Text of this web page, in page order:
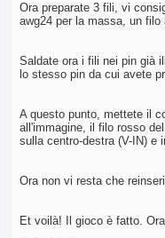
Ora preparate 3 fili, vi
awg24 per la massa, un
Saldate ora i fili nei pin già
lo stesso pin da cui avete
A questo punto, mettete il
all'immagine, il filo rosso
sulla centro-destra (V-IN) e
Ora non vi resta che
Et voilà! Il gioco è fatto.